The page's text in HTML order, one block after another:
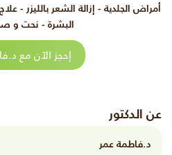
أمراض الجلدية - إزالة الشعر بالليزر
البشرة - نحت و
إحجز الآن مع
عن الدكتور
د.فاطمة عمر